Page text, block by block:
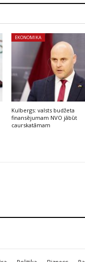
EKONOMIKA
Kulbergs: valsts budžeta
finansējumam NVO jābūt
caurskatāmam